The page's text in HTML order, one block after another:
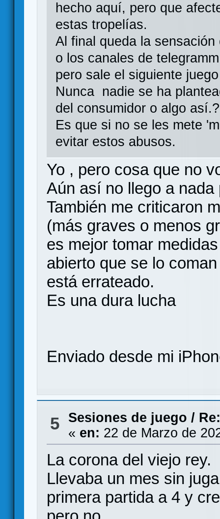
hecho aquí, pero que
estas tropelías.
Al final queda la
o los canales de
pero sale el siguiente
Nunca nadie se ha
del consumidor o algo así.?
Es que si no se les mete
evitar estos abusos.
Yo , pero cosa que no
Aún así no llego a
También me criticaron
(más graves o menos
es mejor tomar
abierto que se lo
está errateado.
Es una dura lucha
Enviado desde mi
5 Sesiones de juego /
« en: 22 de Marzo de
La corona del viejo rey.
Llevaba un mes sin
primera partida a 4 y